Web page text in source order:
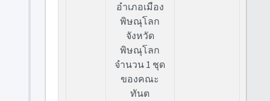
อำเภอเมือง
พิษณุโลก
จังหวัด
พิษณุโลก
จำนวน 1 ชุด
ของคณะ
ทันต